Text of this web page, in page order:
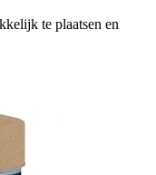
te plaatsen en